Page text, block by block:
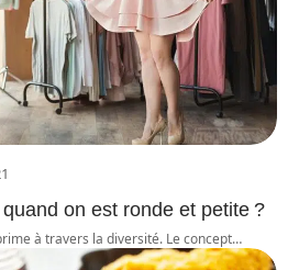
on est ronde et petite ?
à travers la diversité. Le concept…